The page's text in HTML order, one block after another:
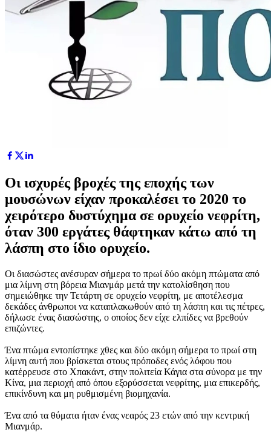
Οι ισχυρές βροχές της εποχής των
μουσώνων είχαν προκαλέσει το 2020 το
χειρότερο δυστύχημα σε ορυχείο νεφρίτη,
όταν 300 εργάτες θάφτηκαν κάτω από τη
λάσπη στο ίδιο ορυχείο.
Οι διασώστες ανέσυραν σήμερα το πρωί δύο ακόμη πτώματα από
μια λίμνη στη βόρεια Μιανμάρ μετά την κατολίσθηση που
σημειώθηκε την Τετάρτη σε ορυχείο νεφρίτη, με αποτέλεσμα
δεκάδες άνθρωποι να καταπλακωθούν από τη λάσπη και τις πέτρες,
δήλωσε ένας διασώστης, ο οποίος δεν είχε ελπίδες να βρεθούν
επιζώντες.
Ένα πτώμα εντοπίστηκε χθες και δύο ακόμη σήμερα το πρωί στη
λίμνη αυτή που βρίσκεται στους πρόποδες ενός λόφου που
κατέρρευσε στο Χπακάντ, στην πολιτεία Κάγια στα σύνορα με την
Κίνα, μια περιοχή από όπου εξορύσσεται νεφρίτης, μια επικερδής,
επικίνδυνη και μη ρυθμισμένη βιομηχανία.
Ένα από τα θύματα ήταν ένας νεαρός 23 ετών από την κεντρική
Μιανμάρ.